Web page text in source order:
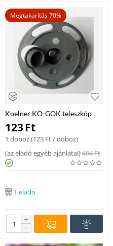
Megtakarítás 70%
Koelner KO-GOK teleszkóp
tárcsa 325 mm
123Ft
1 doboz (123 Ft/ doboz)
(az eladó egyéb ajánlatai)404Ft
1 eladó
+
−